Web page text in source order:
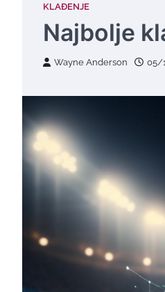
KLAĐENJE
Najbolje
Wayne Anderson 05/